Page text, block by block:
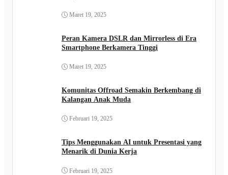
Maret 19, 2025
Peran Kamera DSLR dan Mirrorless di Era
Smartphone Berkamera Tinggi
Maret 19, 2025
Komunitas Offroad Semakin Berkembang di
Kalangan Anak Muda
Februari 19, 2025
Tips Menggunakan AI untuk Presentasi yang
Menarik di Dunia Kerja
Februari 19, 2025